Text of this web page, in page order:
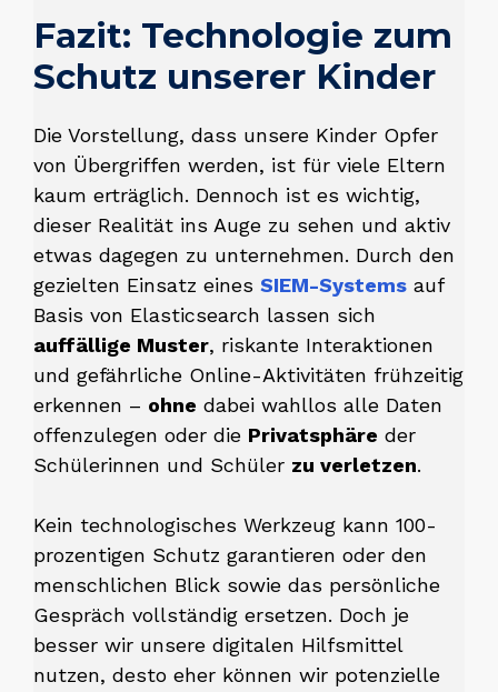
Fazit: Technologie zum
Schutz unserer Kinder
Die Vorstellung, dass unsere Kinder Opfer
von Übergriffen werden, ist für viele Eltern
kaum erträglich. Dennoch ist es wichtig,
dieser Realität ins Auge zu sehen und aktiv
etwas dagegen zu unternehmen. Durch den
gezielten Einsatz eines SIEM-Systems auf
Basis von Elasticsearch lassen sich
auffällige Muster, riskante Interaktionen
und gefährliche Online-Aktivitäten frühzeitig
erkennen – ohne dabei wahllos alle Daten
offenzulegen oder die Privatsphäre der
Schülerinnen und Schüler zu verletzen.
Kein technologisches Werkzeug kann 100-
prozentigen Schutz garantieren oder den
menschlichen Blick sowie das persönliche
Gespräch vollständig ersetzen. Doch je
besser wir unsere digitalen Hilfsmittel
nutzen, desto eher können wir potenzielle